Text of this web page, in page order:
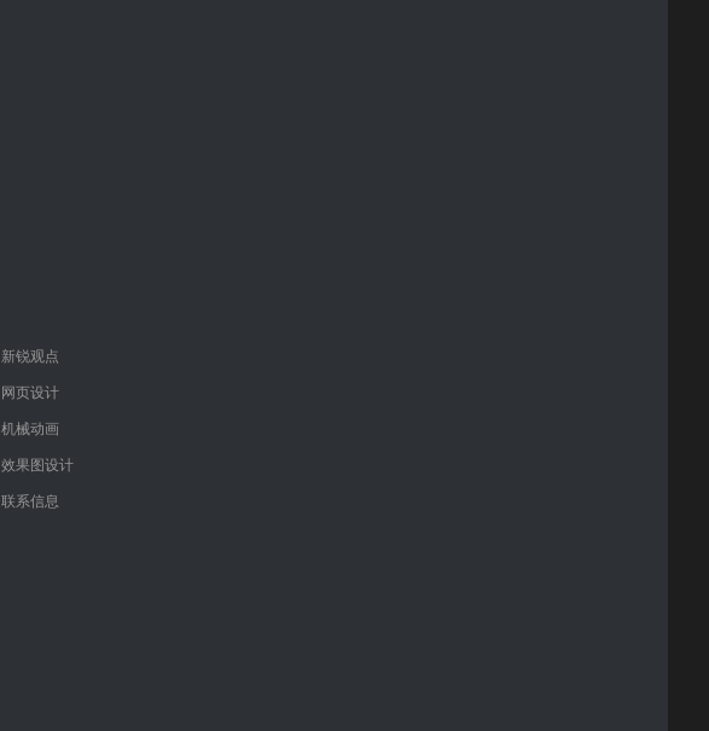
新锐观点
网页设计
机械动画
效果图设计
联系信息